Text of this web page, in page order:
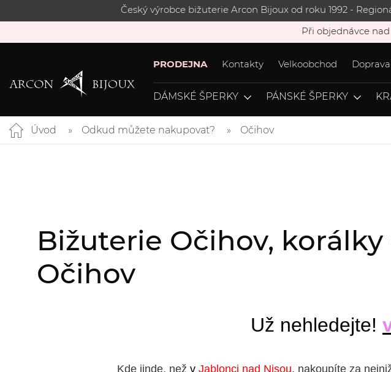
Český výrobce bižuterie Arcon Bijoux od roku 1992 -
Při objednávce nad
PRODEJNA Kontakty Velkoobchod
DÁMSKÉ ŠPERKY PÁNSKÉ ŠPERKY
Úvod Odkud můžete nakupovat? Očihov
Bižuterie Očihov,
Očihov
Už nehledejte!
Kde jinde, než v Jablonci nad Nisou, nakoupíte za